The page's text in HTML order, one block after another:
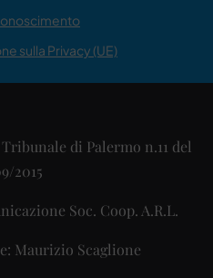
sulla Privacy (UE)
di Palermo n.11 del
2015
Soc. Coop. A.R.L.
Maurizio Scaglione